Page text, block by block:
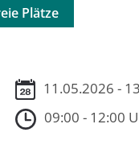
Plätze
11.05.2026 -
09:00 - 12:00